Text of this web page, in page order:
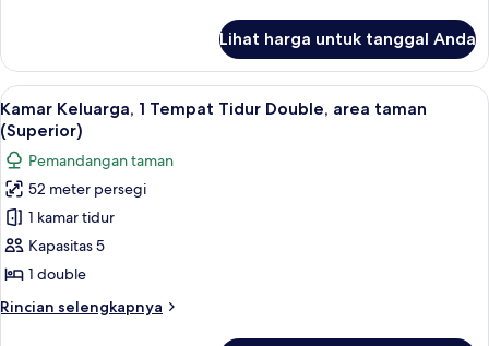
pemandangan
kolam
renang
Kamar
Superior,
2
Tempat
Tidur
Twin,
pemandangan
kolam
renang
Lihat harga untuk tanggal Anda
Lihat
semua
foto
untuk
Kamar
Keluarga,
1
Tempat
Tidur
Double,
Minibar, brankas, setrika/meja
16
Kamar Keluarga, 1 Tempat Tidur Double, area taman
(Superior)
Pemandangan taman
52 meter persegi
1 kamar tidur
Kapasitas 5
1 double
Rincian selengkapnya
Rincian